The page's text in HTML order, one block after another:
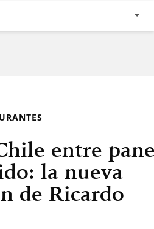
entre
la nueva
de Ricardo